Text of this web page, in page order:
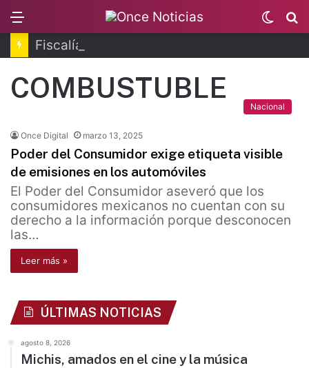
Switch
skin
COMBUSTUBLE
Nacional
Once Digital marzo 13, 2025
Poder del Consumidor exige etiqueta visible
de emisiones en los automóviles
El Poder del Consumidor aseveró que los
consumidores mexicanos no cuentan con su
derecho a la información porque desconocen
las…
Leer más »
ÚLTIMAS NOTICIAS
agosto 8, 2026
Michis, amados en el cine y la música